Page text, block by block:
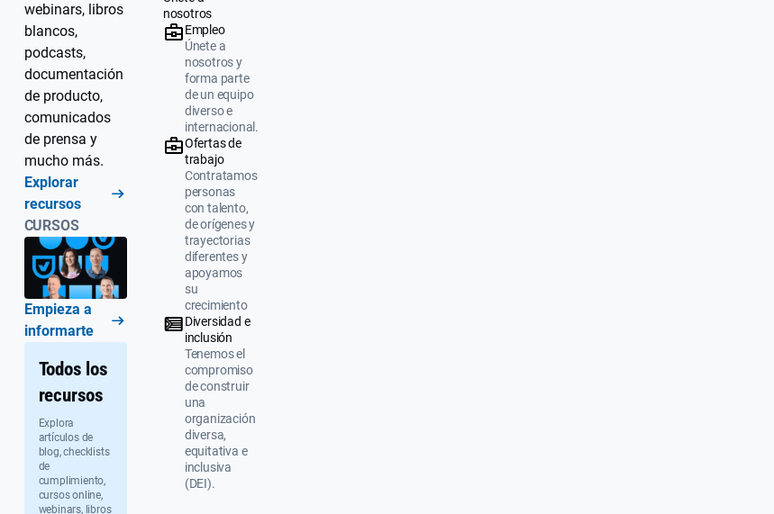
webinars, libros
blancos,
podcasts,
documentación
de producto,
comunicados
de prensa y
mucho más.
Explorar
recursos
CURSOS
Empieza a
informarte
Todos los
recursos
Explora
artículos de
blog, checklists
de
cumplimiento,
cursos online,
webinars, libros
nosotros
Empleo
Únete a
nosotros y
forma parte
de un equipo
diverso e
internacional.
Ofertas de
trabajo
Contratamos
personas
con talento,
de orígenes y
trayectorias
diferentes y
apoyamos
su
crecimiento
Diversidad e
inclusión
Tenemos el
compromiso
de construir
una
organización
diversa,
equitativa e
inclusiva
(DEI).